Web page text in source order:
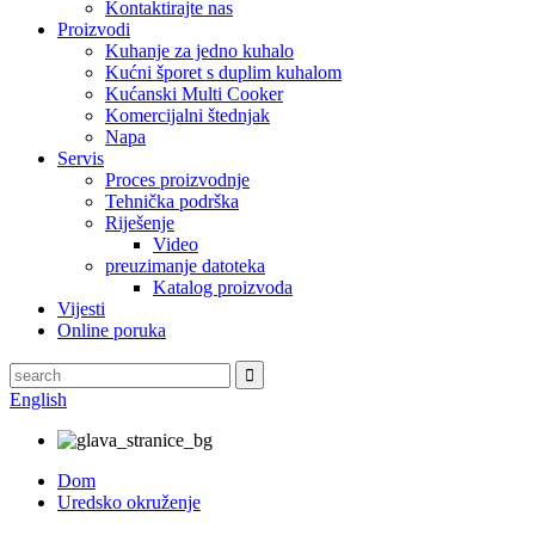
Kontaktirajte nas
Proizvodi
Kuhanje za jedno kuhalo
Kućni šporet s duplim kuhalom
Kućanski Multi Cooker
Komercijalni štednjak
Napa
Servis
Proces proizvodnje
Tehnička podrška
Riješenje
Video
preuzimanje datoteka
Katalog proizvoda
Vijesti
Online poruka
English
Dom
Uredsko okruženje